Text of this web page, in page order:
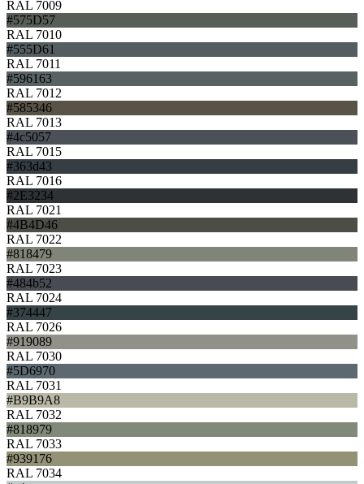
RAL 7009
#575D57
RAL 7010
#555D61
RAL 7011
#596163
RAL 7012
#585346
RAL 7013
#4c5057
RAL 7015
#363d43
RAL 7016
#2E3234
RAL 7021
#4B4D46
RAL 7022
#818479
RAL 7023
#484b52
RAL 7024
#374447
RAL 7026
#919089
RAL 7030
#5D6970
RAL 7031
#B9B9A8
RAL 7032
#818979
RAL 7033
#939176
RAL 7034